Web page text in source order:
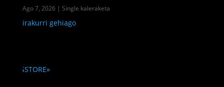
Ago 7, 2026 | Single kaleraketa
irakurri gehiago